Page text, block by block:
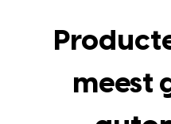
meest